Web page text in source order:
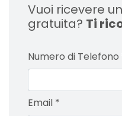
Vuoi ricevere
gratuita? Ti
Numero di Telefono
Email *